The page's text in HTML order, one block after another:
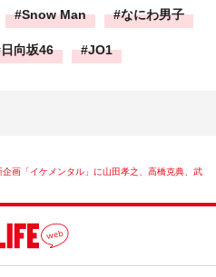
Snow Man なにわ男子
日向坂46 JO1
画「イケメンタル」に山田孝之、高橋克典、武